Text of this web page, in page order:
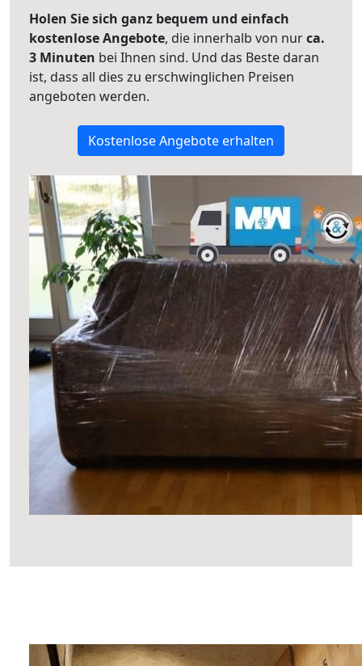
Holen Sie sich ganz bequem und einfach
kostenlose Angebote, die innerhalb von nurca.
3 Minuten bei Ihnen sind. Und das Beste daran
ist, dass all dies zu erschwinglichen Preisen
angeboten werden.
Kostenlose Angebote erhalten